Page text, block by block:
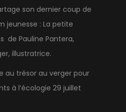
son dernier coup de
jeunesse : La petite
de Pauline Pantera,
illustratrice.
au trésor au verger pour
à l’écologie 29 juillet